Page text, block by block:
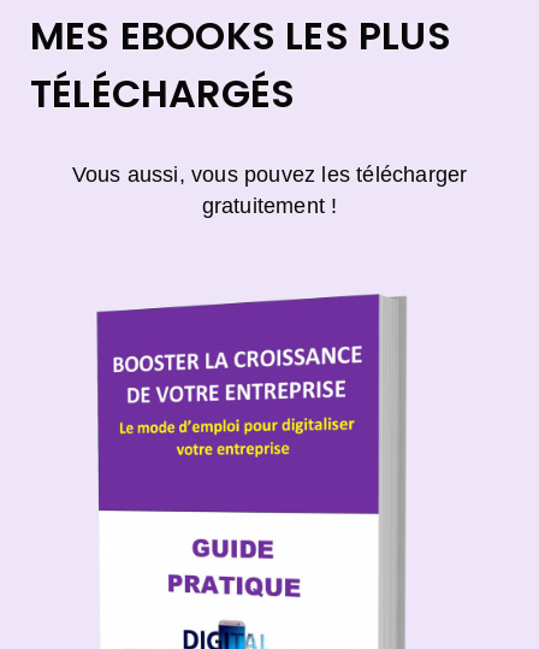
MES EBOOKS LES PLUS
TÉLÉCHARGÉS
Vous aussi, vous pouvez les télécharger
gratuitement !